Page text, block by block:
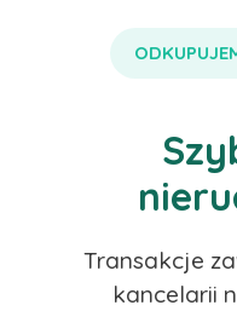
Transakcje
kancelarii